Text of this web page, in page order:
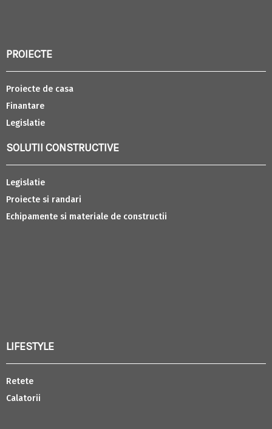
PROIECTE
Proiecte de casa
Finantare
Legislatie
SOLUTII CONSTRUCTIVE
Legislatie
Proiecte si randari
Echipamente si materiale de constructii
LIFESTYLE
Retete
Calatorii